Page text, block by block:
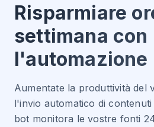
Risparmiare
settimana con
l'automazione
Aumentate la produttività del
l'invio automatico di
bot monitora le vostre fonti